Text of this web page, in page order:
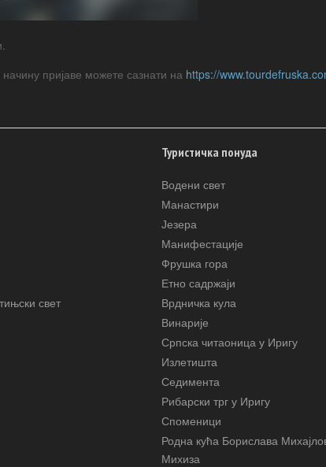
пријаве можете сазнати на https://
свет
Туристичка понуда
Водени свет
Манастири
Језера
Манифестације
Фрушка гора
Етно садржаји
Врдничка кула
Винарије
Српска читаоница у Иригу
Излетишта
Седимента
Рибарски трг у Иригу
Споменици
Родна кућа Борислава
Михиза